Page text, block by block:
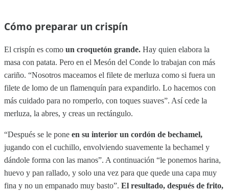
Cómo preparar un crispín
El crispín es como un croquetón grande. Hay quien elabora la
masa con patata. Pero en el Mesón del Conde lo trabajan con más
cariño. “Nosotros maceamos el filete de merluza como si fuera un
filete de lomo de un flamenquín para expandirlo. Lo hacemos con
más cuidado para no romperlo, con toques suaves”. Así cede la
merluza, la abres, y creas un rectángulo.
“Después se le pone en su interior un cordón de bechamel,
jugando con el cuchillo, envolviendo suavemente la bechamel y
dándole forma con las manos”. A continuación “le ponemos harina,
huevo y pan rallado, y solo una vez para que quede una capa muy
fina y no un empanado muy basto”. El resultado, después de frito,